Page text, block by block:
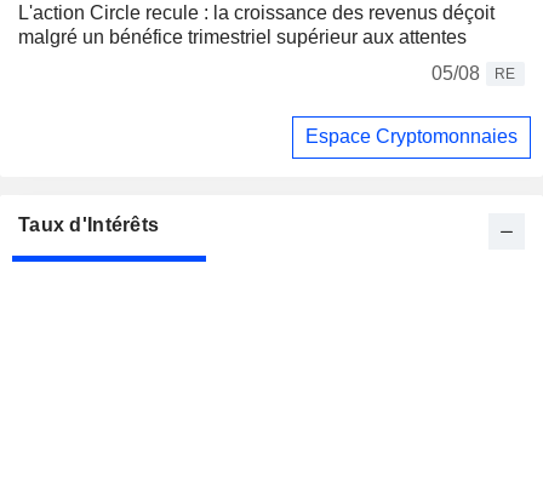
L'action Circle recule : la croissance des revenus déçoit
malgré un bénéfice trimestriel supérieur aux attentes
05/08
RE
Espace Cryptomonnaies
Taux d'Intérêts